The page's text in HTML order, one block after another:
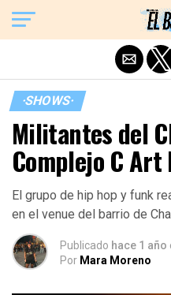
·SHOWS·
Militantes del
Complejo C Art
El grupo de hip hop y funk
en el venue del barrio de
Publicado hace 1 año
Por Mara Moreno
Exit